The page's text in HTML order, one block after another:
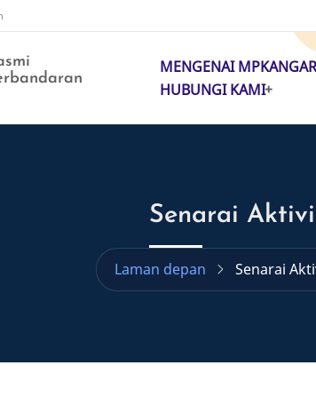
MAIN
MENGENAI
HUBUNGI KAMI
Senarai
Laman depan Senarai